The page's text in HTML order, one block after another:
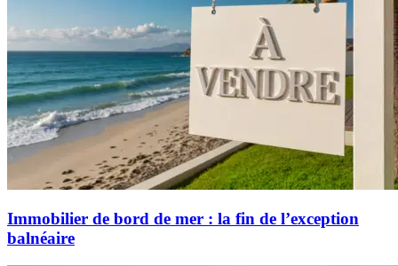
Immobilier de bord de mer : la fin de l’exception
balnéaire